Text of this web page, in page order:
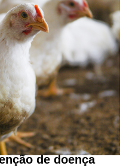
de doença